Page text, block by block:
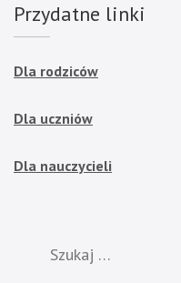
Przydatne linki
Dla rodziców
Dla uczniów
Dla nauczycieli